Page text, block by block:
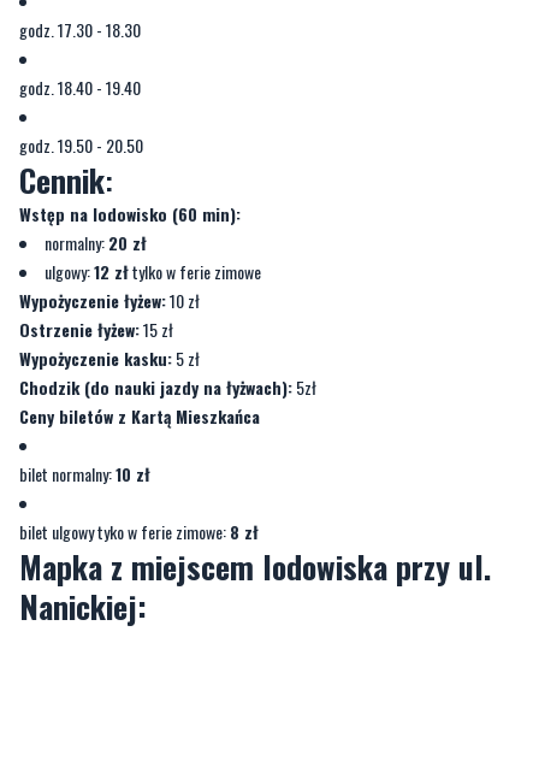
godz. 17.30 - 18.30
godz. 18.40 - 19.40
godz. 19.50 - 20.50
Cennik:
Wstęp na lodowisko (60 min):
normalny:20 zł
ulgowy:12 złtylko w ferie zimowe
Wypożyczenie łyżew:10 zł
Ostrzenie łyżew:15 zł
Wypożyczenie kasku:5 zł
Chodzik (do nauki jazdy na łyżwach):5zł
Ceny biletów z Kartą Mieszkańca
bilet normalny:10 zł
bilet ulgowy tyko w ferie zimowe:8 zł
Mapka z miejscem lodowiska przy ul.
Nanickiej: